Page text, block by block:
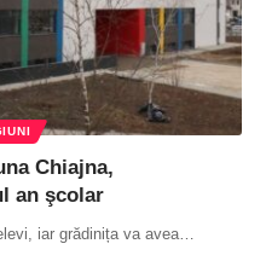
Chiajna,
an şcolar
iar grădinița va avea…